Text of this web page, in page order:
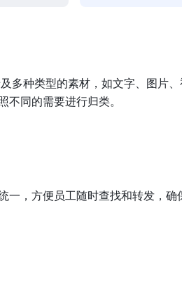
多种类型的素材，如文字、图片
不同的需要进行归类。
，方便员工随时查找和转发，确